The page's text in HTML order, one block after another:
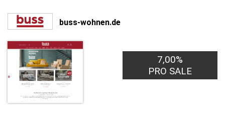
buss-wohnen.de
7,00%
PRO SALE